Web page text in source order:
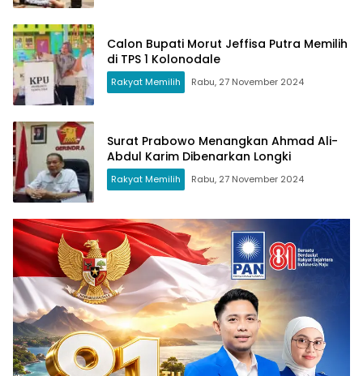
Calon Bupati Morut Jeffisa Putra Memilih
di TPS 1 Kolonodale
Rakyat Memilih Rabu, 27 November 2024
Surat Prabowo Menangkan Ahmad Ali-
Abdul Karim Dibenarkan Longki
Rakyat Memilih Rabu, 27 November 2024